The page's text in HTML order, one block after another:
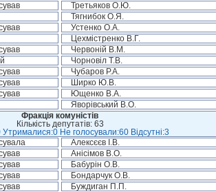
Третьяков О.Ю.
Тягнибок О.Я.
Устенко О.А.
Цехмістренко В.Г.
Червоній В.М.
Чорновіл Т.В.
Чубаров Р.А.
Ширко Ю.В.
Ющенко В.А.
Яворівський В.О.
Фракція комуністів
Кількість депутатів: 63
Не голосували:60 Відсутні:3
Алексєєв І.В.
Анісімов В.О.
Бабурін О.В.
Бондарчук О.В.
Буждиган П.П.